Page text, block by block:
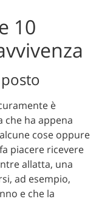
10
è
ha appena
cose oppure
piacere ricevere
allatta, una
ad esempio,
e che la